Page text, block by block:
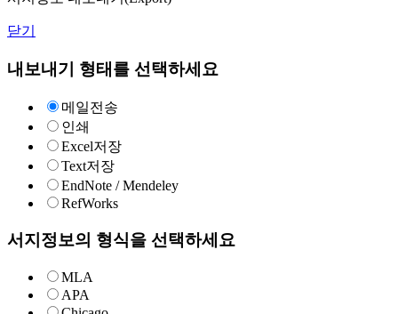
닫기
내보내기 형태를 선택하세요
메일전송
인쇄
Excel저장
Text저장
EndNote / Mendeley
RefWorks
서지정보의 형식을 선택하세요
MLA
APA